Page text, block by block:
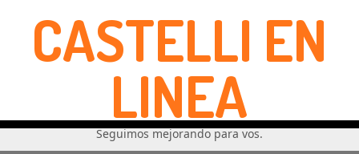
CASTELLI EN
LINEA
Seguimos mejorando para vos.